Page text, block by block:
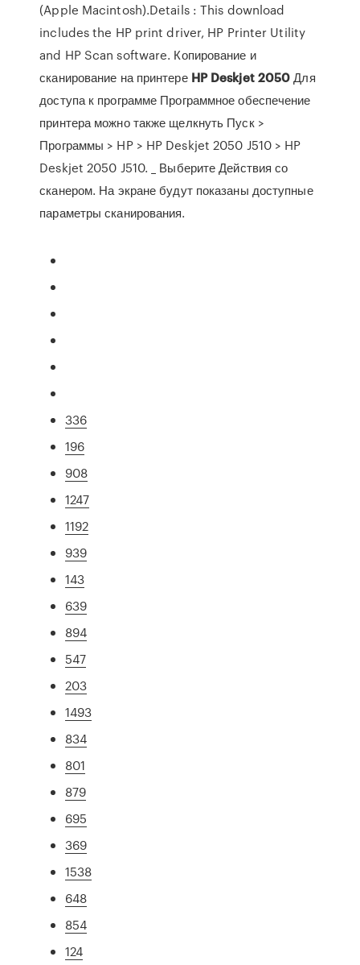
(Apple Macintosh).Details : This download
includes the HP print driver, HP Printer Utility
and HP Scan software. Копирование и
сканирование на принтере HP Deskjet 2050Для
доступа к программе Программное обеспечение
принтера можно также щелкнуть Пуск >
Программы > HP > HP Deskjet 2050 J510 > HP
Deskjet 2050 J510. _ Выберите Действия со
сканером. На экране будут показаны доступные
параметры сканирования.
336
196
908
1247
1192
939
143
639
894
547
203
1493
834
801
879
695
369
1538
648
854
124